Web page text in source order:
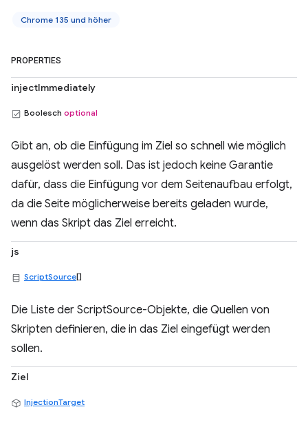
Chrome 135 und höher
PROPERTIES
injectImmediately
Boolesch optional
Gibt an, ob die Einfügung im Ziel so schnell wie möglich
ausgelöst werden soll. Das ist jedoch keine Garantie
dafür, dass die Einfügung vor dem Seitenaufbau erfolgt,
da die Seite möglicherweise bereits geladen wurde,
wenn das Skript das Ziel erreicht.
js
ScriptSource[]
Die Liste der ScriptSource-Objekte, die Quellen von
Skripten definieren, die in das Ziel eingefügt werden
sollen.
Ziel
InjectionTarget